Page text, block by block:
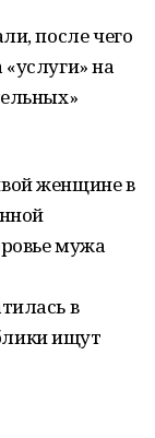
после чего
на
женщине в
мужа
в
ищут